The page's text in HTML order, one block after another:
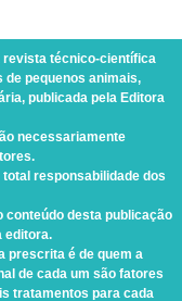
revista técnico-científica
pequenos animais,
publicada pela Editora
necessariamente
responsabilidade dos
conteúdo desta publicação
editora.
prescrita é de quem a
de cada um são fatores
tratamentos para cada